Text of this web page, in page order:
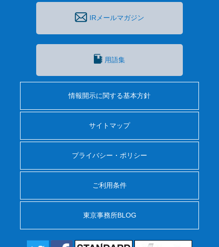
IRメールマガジン
用語集
情報開示に関する基本方針
サイトマップ
プライバシー・ポリシー
ご利用条件
東京事務所BLOG